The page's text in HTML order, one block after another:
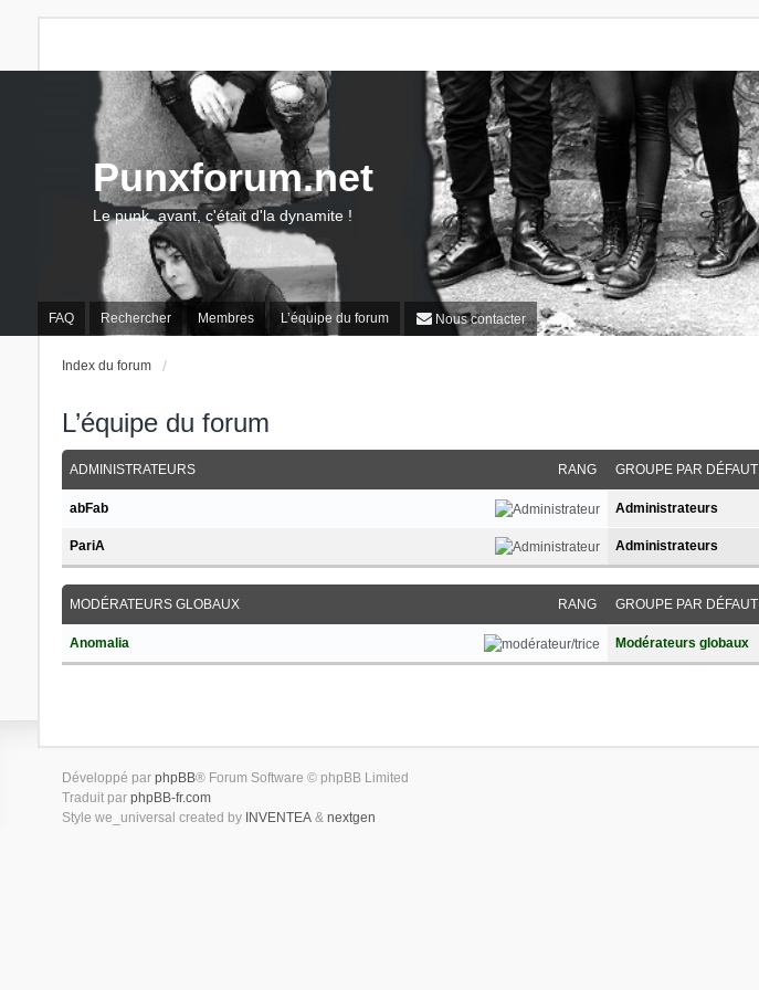
FAQ Rechercher Membres L’équipe du forum Nous contacter
Punxforum.net
Le punk, avant, c'était d'la dynamite !
Index du forum
L’équipe du forum
RANG
ADMINISTRATEURS GROUPE PAR DÉFAUT
abFab Administrateurs
PariA Administrateurs
RANG
MODÉRATEURS GLOBAUX GROUPE PAR DÉFAUT
Anomalia Modérateurs globaux
Développé par phpBB® Forum Software © phpBB Limited
Traduit par phpBB-fr.com
Style we_universal created by INVENTEA& nextgen